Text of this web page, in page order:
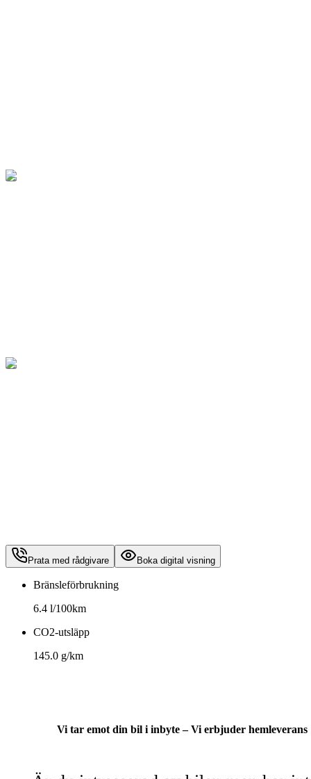
Prata med rådgivare Boka digital visning
Bränsleförbrukning
6.4 l/100km
CO2-utsläpp
145.0 g/km
Vi tar emot din bil i inbyte – Vi erbjuder hemleverans